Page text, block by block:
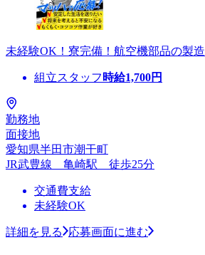
未経験OK！寮完備！航空機部品の製造
組立スタッフ 時給1,700円
勤務地
面接地
愛知県半田市潮干町
JR武豊線 亀崎駅 徒歩25分
交通費支給
未経験OK
詳細を見る 応募画面に進む